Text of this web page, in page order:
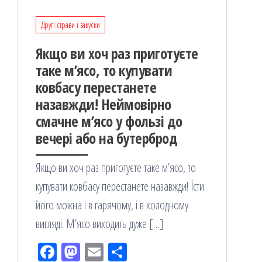
Другі страви і закуски
Якщо ви хоч раз приготуєте
таке м’ясо, то купувати
ковбасу перестанете
назавжди! Неймовірно
смачне м’ясо у фользі до
вечері або на бутерброд
Якщо ви хоч раз приготуєте таке м’ясо, то
купувати ковбасу перестанете назавжди! Їсти
його можна і в гарячому, і в холодному
вигляді. М’ясо виходить дуже […]
Fac M Em